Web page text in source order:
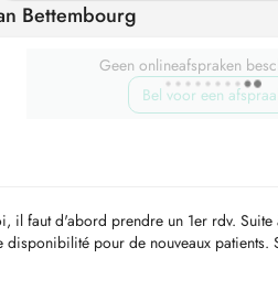
Bettembourg
Geen onlineafspraken
Bel voor een
il faut d'abord prendre un 1er rdv.
pour de nouveaux patients.